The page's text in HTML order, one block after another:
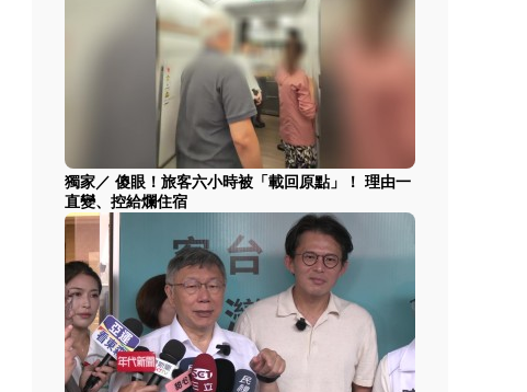
獨家／ 傻眼！旅客六小時被「載回原點」！ 理由一
直變、控給爛住宿